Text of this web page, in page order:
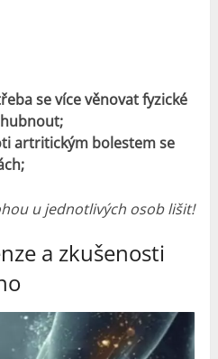
se více věnovat fyzické
artritickým bolestem se
u jednotlivých osob lišit!
a zkušenosti